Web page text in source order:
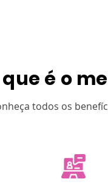
que é o
todos os